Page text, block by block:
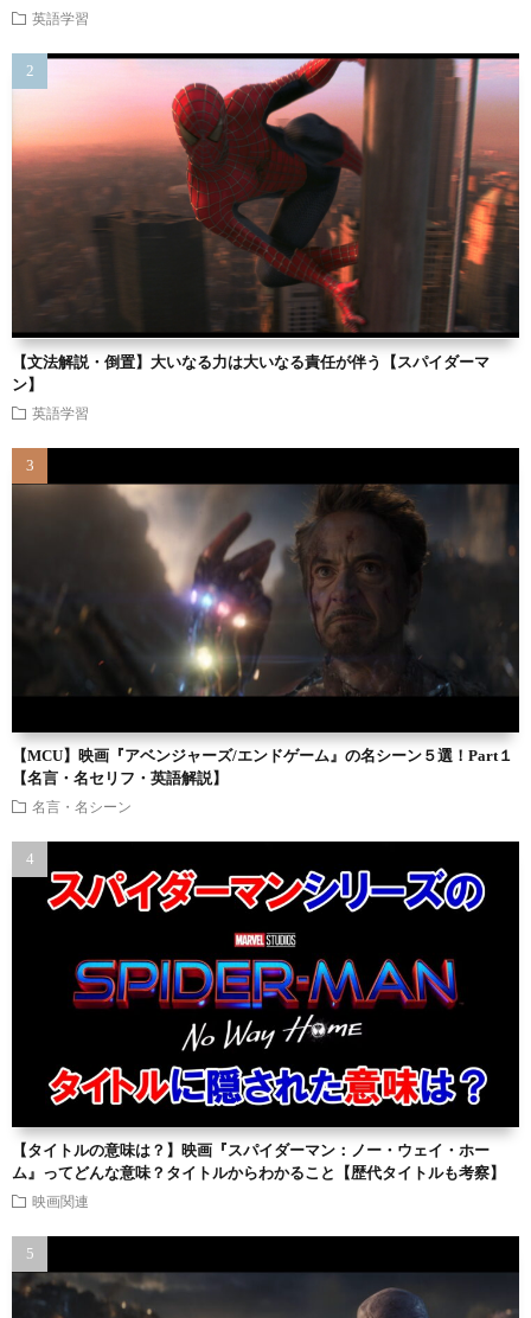
英語学習
【文法解説・倒置】大いなる力は大いなる責任が伴う【スパイダーマ
ン】
英語学習
【MCU】映画『アベンジャーズ/エンドゲーム』の名シーン５選！Part１
【名言・名セリフ・英語解説】
名言・名シーン
【タイトルの意味は？】映画『スパイダーマン：ノー・ウェイ・ホー
ム』ってどんな意味？タイトルからわかること【歴代タイトルも考察】
映画関連